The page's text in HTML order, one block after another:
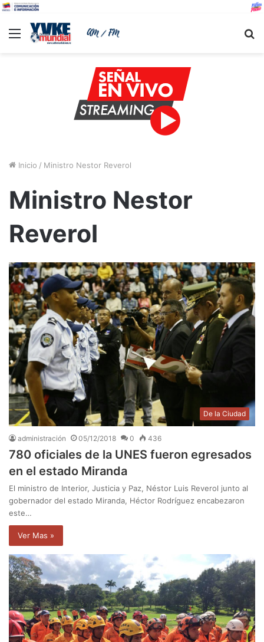
Menu
Inicio / Ministro Nestor Reverol
Ministro Nestor
Reverol
De la Ciudad
administración 05/12/2018 0 436
780 oficiales de la UNES fueron egresados
en el estado Miranda
El ministro de Interior, Justicia y Paz, Néstor Luis Reverol junto al
gobernador del estado Miranda, Héctor Rodríguez encabezaron
este…
Ver Mas »